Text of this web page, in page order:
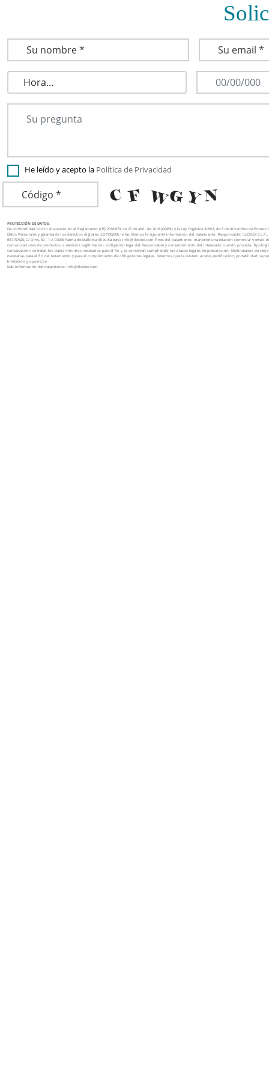
He leído y acepto la Política de Privacidad
PROTECCIÓN DE DATOS:
De conformidad con lo dispuesto en el Reglamento (UE) 2016/679, de 27 de abril de 2016 (GDPR) y la Ley Orgánica 3/2018, de 5 de diciembre de
Datos Personales y garantía de los derechos digitales (LOPDGDD), le facilitamos la siguiente información del tratamiento: Responsable: ILLESLEX S.L.P.,
B57157620, C/ Oms, 50 - 1 A 07003 Palma de Mallorca (Illes Balears), info@illeslex.com Fines del tratamiento: mantener una relación comercial y envío
comunicaciones de productos o servicios Legitimación: obligación legal del Responsable y consentimiento del interesado cuando proceda.
conservación: se tratan los datos mínimos necesarios para el fin y se conservan cumpliendo los plazos legales de prescripción. Destinatarios de
necesarias para el fin del tratamiento y para el cumplimiento de obligaciones legales. Derechos que le asisten: acceso, rectificación, portabilidad,
limitación y oposición
Más información del tratamiento: info@illeslex.com